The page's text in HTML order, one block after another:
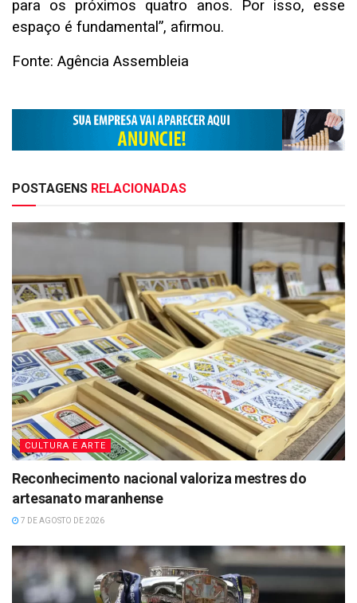
para os próximos quatro anos. Por isso, esse
espaço é fundamental”, afirmou.
Fonte: Agência Assembleia
POSTAGENS RELACIONADAS
CULTURA E ARTE
Reconhecimento nacional valoriza mestres do
artesanato maranhense
7 DE AGOSTO DE 2026